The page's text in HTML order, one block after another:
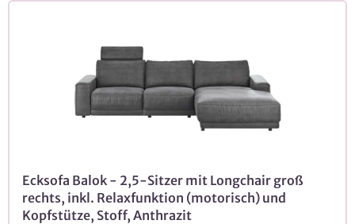
Ecksofa Balok - 2,5-Sitzer mit Longchair groß
rechts, inkl. Relaxfunktion (motorisch) und
Kopfstütze, Stoff, Anthrazit